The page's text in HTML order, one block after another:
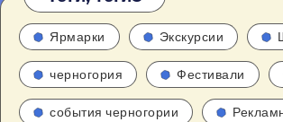
Ярмарки Экскурсии
черногория Фестивали
события черногории